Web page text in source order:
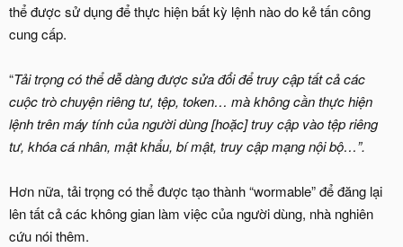
thể được sử dụng để thực hiện bất kỳ lệnh nào do kẻ tấn công
cung cấp.
“Tải trọng có thể dễ dàng được sửa đổi để truy cập tất cả các
cuộc trò chuyện riêng tư, tệp, token… mà không cần thực hiện
lệnh trên máy tính của người dùng [hoặc] truy cập vào tệp riêng
tư, khóa cá nhân, mật khẩu, bí mật, truy cập mạng nội bộ…”.
Hơn nữa, tải trọng có thể được tạo thành “wormable” để đăng lại
lên tất cả các không gian làm việc của người dùng, nhà nghiên
cứu nói thêm.